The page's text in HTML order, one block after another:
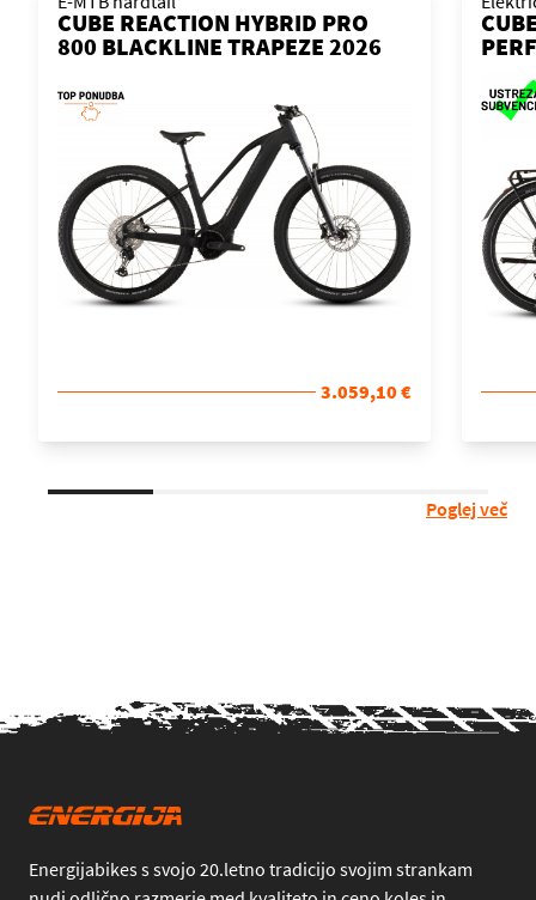
CUBE REACTION HYBRID PRO
800 BLACKLINE TRAPEZE 2026
3.059,10 €
Poglej več
Energijabikes s svojo 20.letno tradicijo svojim strankam